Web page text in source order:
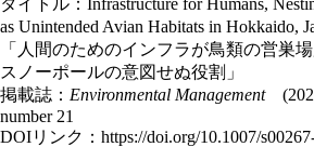
as Unintended Avian Habitats in Hokkaido,
「人間のためのインフラが鳥類の営巣
スノーポールの意図せぬ役割」
掲載誌： Environmental Management
number 21
DOIリンク： https://doi.org/10.1007/